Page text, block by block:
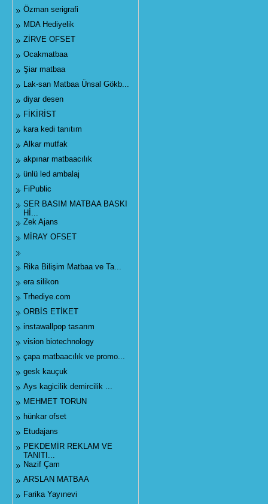
Özman serigrafi
MDA Hediyelik
ZİRVE OFSET
Ocakmatbaa
Şiar matbaa
Lak-san Matbaa Ünsal Gökb...
diyar desen
FİKİRİST
kara kedi tanıtım
Alkar mutfak
akpınar matbaacılık
ünlü led ambalaj
FiPublic
SER BASIM MATBAA BASKI
Hİ...
Zek Ajans
MİRAY OFSET
Rika Bilişim Matbaa ve Ta...
era silikon
Trhediye.com
ORBİS ETİKET
instawallpop tasarım
vision biotechnology
çapa matbaacılık ve promo...
gesk kauçuk
Ays kagicilik demircilik ...
MEHMET TORUN
hünkar ofset
Etudajans
PEKDEMİR REKLAM VE
TANITI...
Nazif Çam
ARSLAN MATBAA
Farika Yayınevi